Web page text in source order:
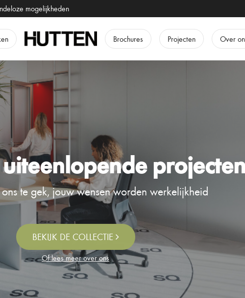
mogelijkheden
Brochures Projecten Over
projecten
te gek, jouw wensen worden werkelijkheid
BEKIJK DE COLLECTIE
Of lees meer over ons